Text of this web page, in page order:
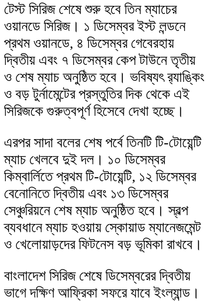
টেস্ট সিরিজ শেষে শুরু হবে তিন ম্যাচের
ওয়ানডে সিরিজ। ১ ডিসেম্বর ইস্ট লন্ডনে
প্রথম ওয়ানডে, ৪ ডিসেম্বর গেবেরহায়
দ্বিতীয় এবং ৭ ডিসেম্বর কেপ টাউনে তৃতীয়
ও শেষ ম্যাচ অনুষ্ঠিত হবে। ভবিষ্যৎ র‍্যাঙ্কিং
ও বড় টুর্নামেন্টের প্রস্তুতির দিক থেকে এই
সিরিজকে গুরুত্বপূর্ণ হিসেবে দেখা হচ্ছে।
এরপর সাদা বলের শেষ পর্বে তিনটি টি-টোয়েন্টি
ম্যাচ খেলবে দুই দল। ১০ ডিসেম্বর
কিম্বার্লিতে প্রথম টি-টোয়েন্টি, ১২ ডিসেম্বর
বেনোনিতে দ্বিতীয় এবং ১৩ ডিসেম্বর
সেঞ্চুরিয়নে শেষ ম্যাচ অনুষ্ঠিত হবে। স্বল্প
ব্যবধানে ম্যাচ হওয়ায় স্কোয়াড ম্যানেজমেন্ট
ও খেলোয়াড়দের ফিটনেস বড় ভূমিকা রাখবে।
বাংলাদেশ সিরিজ শেষে ডিসেম্বরের দ্বিতীয়
ভাগে দক্ষিণ আফ্রিকা সফরে যাবে ইংল্যান্ড।